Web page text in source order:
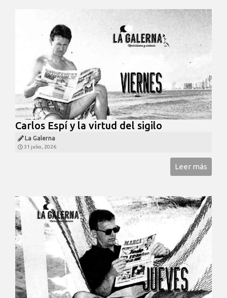
Carlos Espí y la virtud del sigilo
La Galerna
31 julio, 2026
Leer más